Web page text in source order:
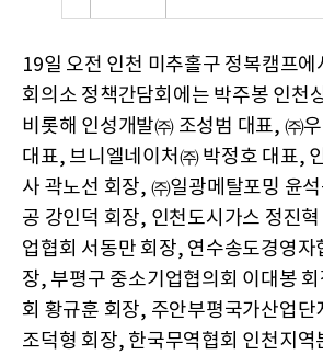
19일 오전 인천 미추홀구 정복캠프
회의소 정책간담회에는 박주봉 인천
비롯해 인성개발㈜ 조성범 대표, ㈜
대표, 브니엘네이처㈜ 박정호 대표,
사 곽노선 회장, ㈜일광메탈포밍 윤
공 강인덕 회장, 인천도시가스 정진혁
업협회 서동만 회장, 연수송도경영자
장, 부평구 중소기업협의회 이대봉
회 황규훈 회장, 주안부평국가산업단
조덕형 회장, 한국무역협회 인천지역